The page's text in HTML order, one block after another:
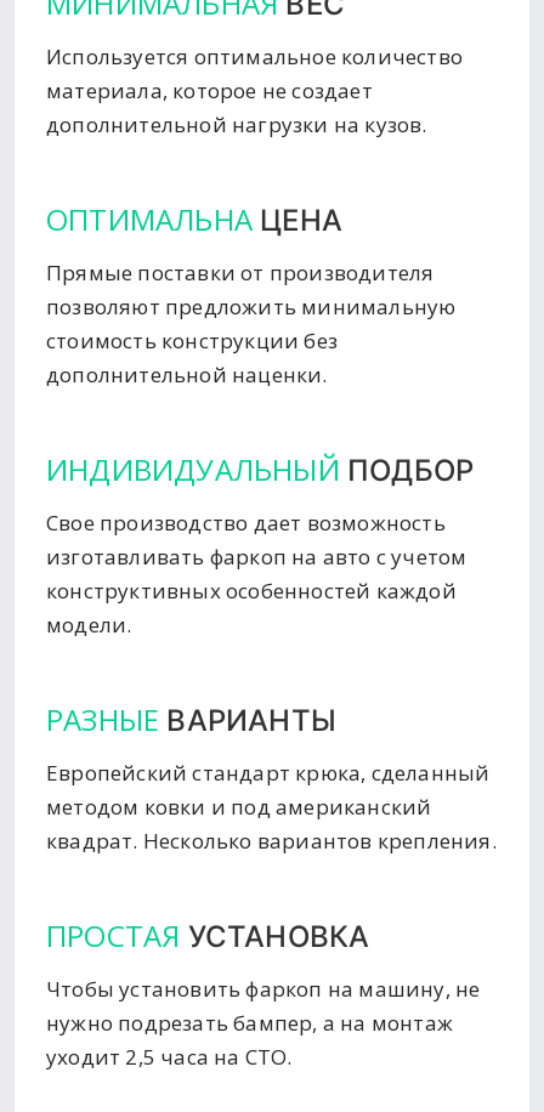
Используется оптимальное количество
материала, которое не создает
дополнительной нагрузки на кузов.
ОПТИМАЛЬНА ЦЕНА
Прямые поставки от производителя
позволяют предложить минимальную
стоимость конструкции без
дополнительной наценки.
ИНДИВИДУАЛЬНЫЙ ПОДБОР
Свое производство дает возможность
изготавливать фаркоп на авто с учетом
конструктивных особенностей каждой
модели.
РАЗНЫЕ ВАРИАНТЫ
Европейский стандарт крюка, сделанный
методом ковки и под американский
квадрат. Несколько вариантов крепления.
ПРОСТАЯ УСТАНОВКА
Чтобы установить фаркоп на машину, не
нужно подрезать бампер, а на монтаж
уходит 2,5 часа на СТО.